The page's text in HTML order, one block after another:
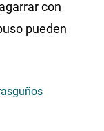
con
pueden